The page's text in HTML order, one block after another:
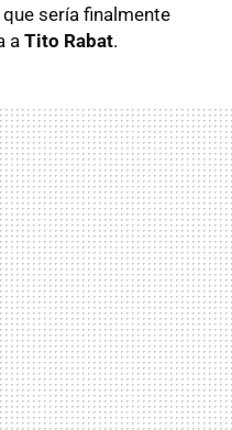
que sería finalmente
a Tito Rabat.